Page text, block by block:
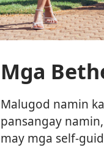
Mga
Malugod namin
pansangay
may mga self-